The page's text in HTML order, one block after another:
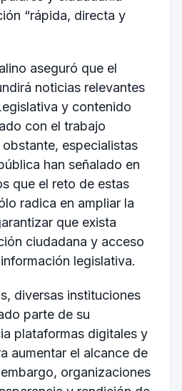
“rápida, directa y
aseguró que el
noticias relevantes
y contenido
con el trabajo
especialistas
han señalado en
que el reto de estas
radica en ampliar la
que exista
ciudadana y acceso
legislativa.
diversas instituciones
parte de su
plataformas digitales y
aumentar el alcance de
organizaciones